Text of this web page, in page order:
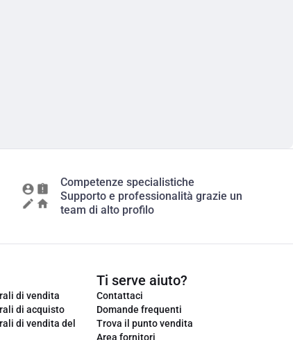
Competenze specialistiche
Supporto e professionalità grazie un
team di alto profilo
di vendita
di acquisto
di vendita del
Ti serve aiuto?
Contattaci
Domande frequenti
Trova il punto vendita
Area fornitori